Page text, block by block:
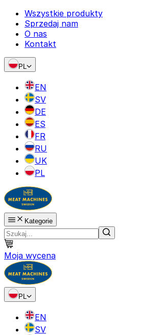
Wszystkie produkty
Sprzedaj nam
O nas
Kontakt
PL
EN
SV
DE
ES
FR
RU
UK
PL
Kategorie
Moja wycena
PL
EN
SV